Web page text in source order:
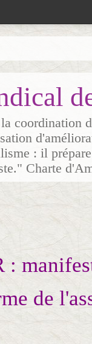
coordination
: il
Charte
:
de